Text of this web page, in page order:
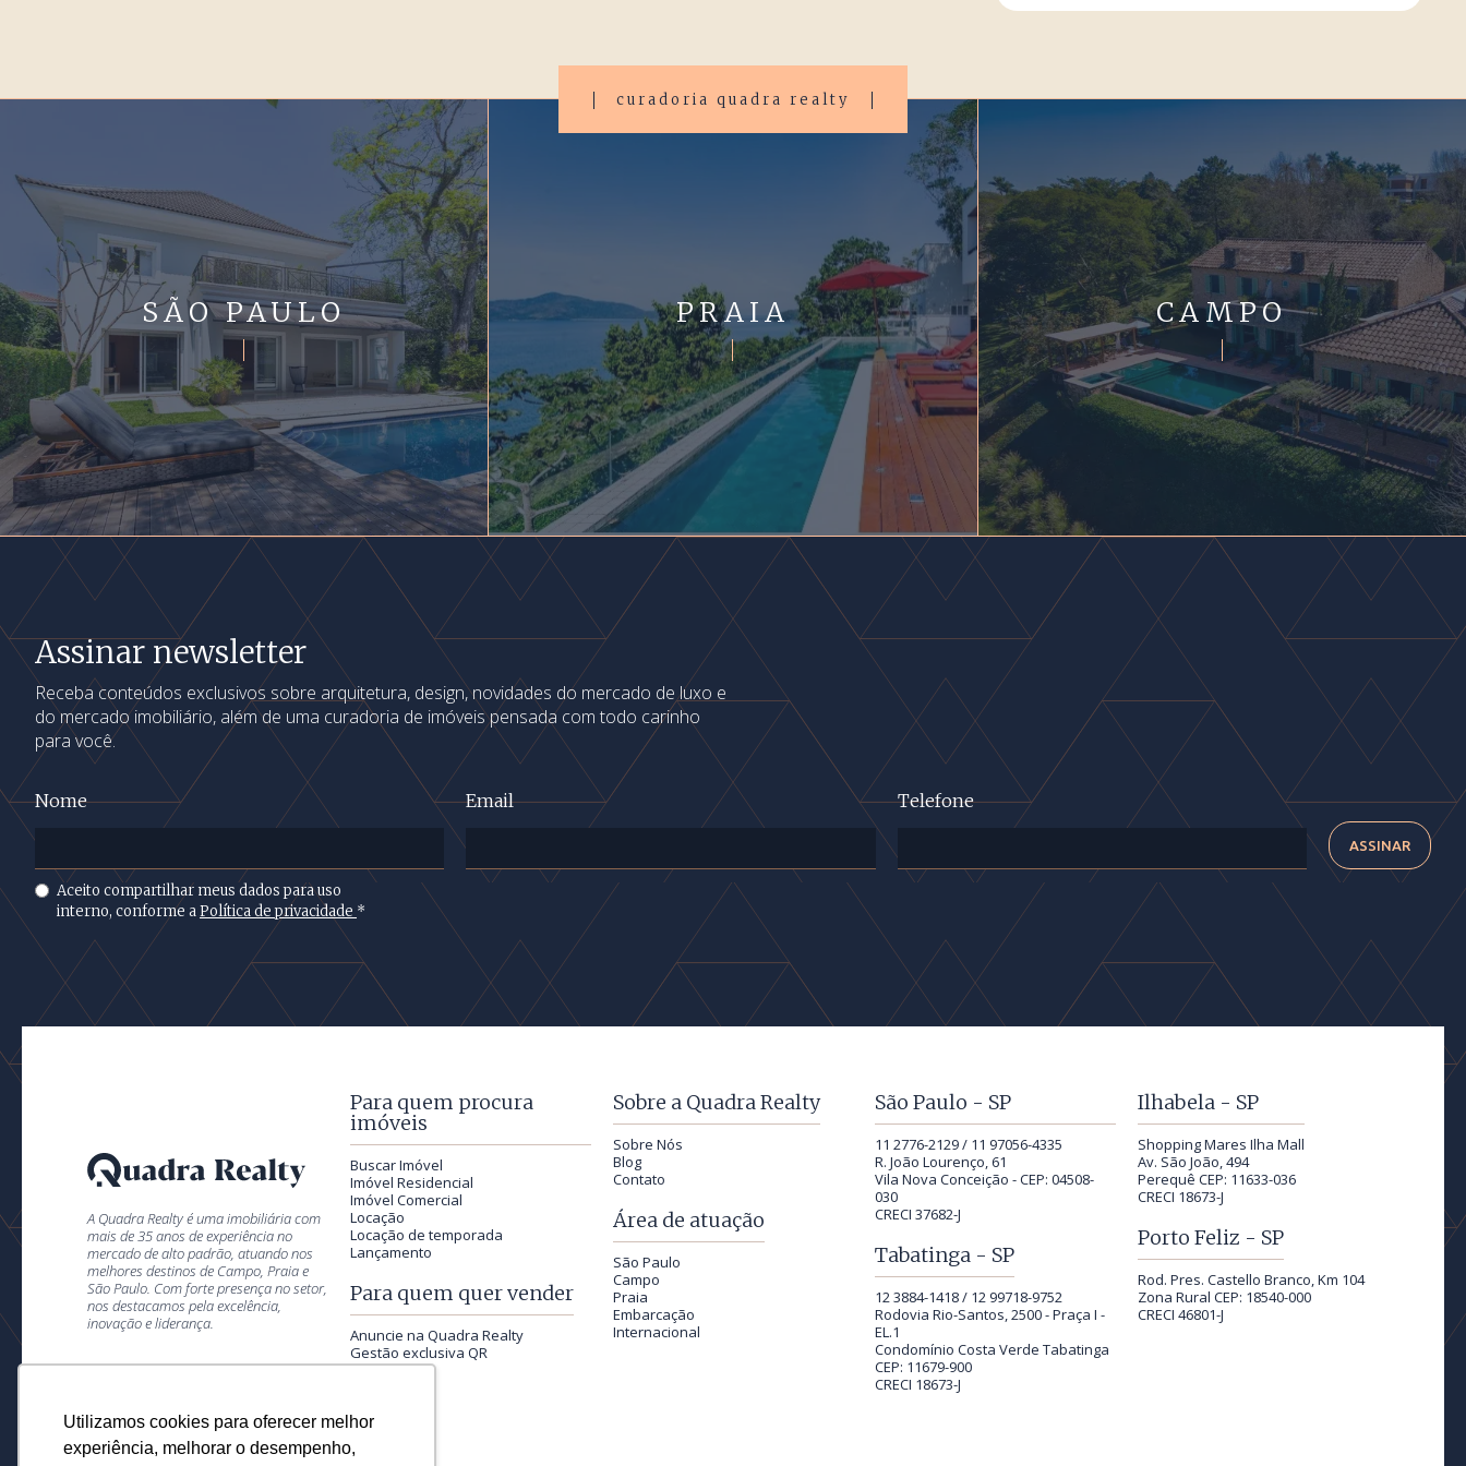
Utilizamos cookies para oferecer melhor
experiência, melhorar o desempenho,
curadoria quadra realty
SÃO PAULO PRAIA CAMPO
Assinar newsletter
Receba conteúdos exclusivos sobre arquitetura, design, novidades do mercado de luxo e
do mercado imobiliário, além de uma curadoria de imóveis pensada com todo carinho
para você.
Nome Email Telefone
Aceito compartilhar meus dados para uso
interno, conforme aPolítica de privacidade *
A Quadra Realty é uma imobiliária com
mais de 35 anos de experiência no
mercado de alto padrão, atuando nos
melhores destinos de Campo, Praia e
São Paulo. Com forte presença no setor,
nos destacamos pela excelência,
inovação e liderança.
Para quem procura
imóveis
Buscar Imóvel
Imóvel Residencial
Imóvel Comercial
Locação
Locação de temporada
Lançamento
Para quem quer vender
Anuncie na Quadra Realty
Gestão exclusiva QR
Sobre a Quadra Realty
Sobre Nós
Blog
Contato
Área de atuação
São Paulo
Campo
Praia
Embarcação
Internacional
São Paulo - SP
11 2776-2129 / 11 97056-4335
R. João Lourenço, 61
Vila Nova Conceição - CEP: 04508-
030
CRECI 37682-J
Tabatinga - SP
12 3884-1418 / 12 99718-9752
Rodovia Rio-Santos, 2500 - Praça I -
EL.1
Condomínio Costa Verde Tabatinga
CEP: 11679-900
CRECI 18673-J
Ilhabela - SP
Shopping Mares Ilha Mall
Av. São João, 494
Perequê CEP: 11633-036
CRECI 18673-J
Porto Feliz - SP
Rod. Pres. Castello Branco, Km 104
Zona Rural CEP: 18540-000
CRECI 46801-J